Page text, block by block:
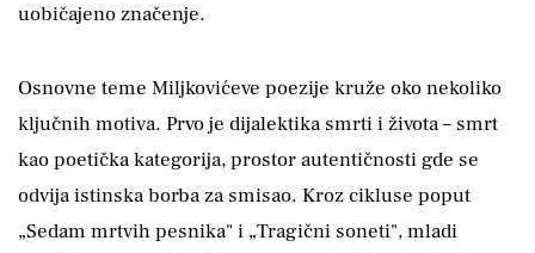
uobičajeno značenje.
Osnovne teme Miljkovićeve poezije kruže oko nekoliko
ključnih motiva. Prvo je dijalektika smrti i života – smrt
kao poetička kategorija, prostor autentičnosti gde se
odvija istinska borba za smisao. Kroz cikluse poput
„Sedam mrtvih pesnika" i „Tragični soneti", mladi